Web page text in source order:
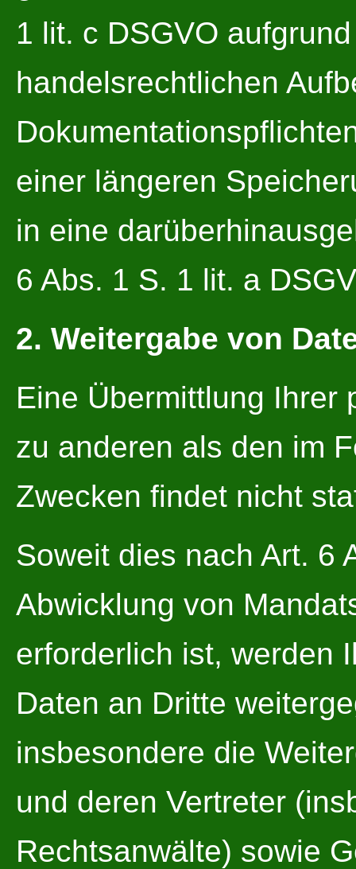
1 lit. c DSGVO
handelsrechtlichen
einer längeren
in eine
6 Abs. 1 S. 1 lit. a
2. Weitergabe von
Eine Übermittlung Ihrer
zu anderen als den im
Zwecken findet nicht
Soweit dies nach Art. 6
Abwicklung von
erforderlich ist, werden
Daten an Dritte
insbesondere die
und deren Vertreter
Rechtsanwälte) sowie